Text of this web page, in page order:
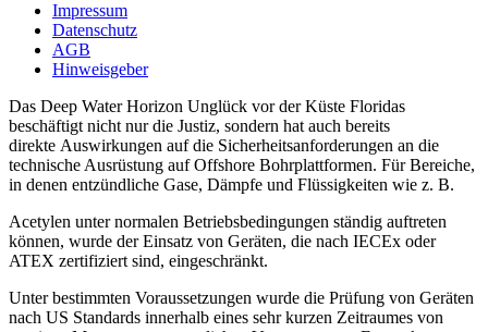
Impressum
Datenschutz
AGB
Hinweisgeber
Das Deep Water Horizon Unglück vor der Küste Floridas
beschäftigt nicht nur die Justiz, sondern hat auch bereits
direkte Auswirkungen auf die Sicherheitsanforderungen an die
technische Ausrüstung auf Offshore Bohrplattformen. Für Bereiche,
in denen entzündliche Gase, Dämpfe und Flüssigkeiten wie z. B.
Acetylen unter normalen Betriebsbedingungen ständig auftreten
können, wurde der Einsatz von Geräten, die nach IECEx oder
ATEX zertifiziert sind, eingeschränkt.
Unter bestimmten Voraussetzungen wurde die Prüfung von Geräten
nach US Standards innerhalb eines sehr kurzen Zeitraumes von